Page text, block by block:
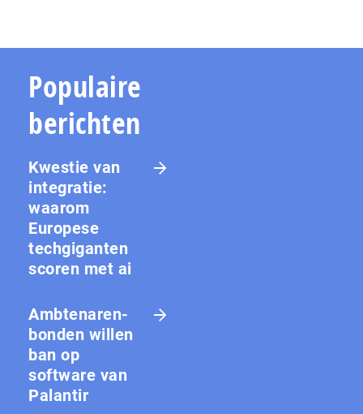
Populaire
berichten
Kwestie van
integratie:
waarom
Europese
techgiganten
scoren met ai
Amb­te­na­ren­
bon­den willen
ban op
software van
Palantir